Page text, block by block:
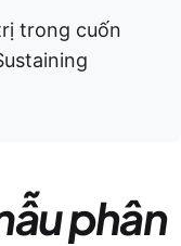
trong cuốn
phân